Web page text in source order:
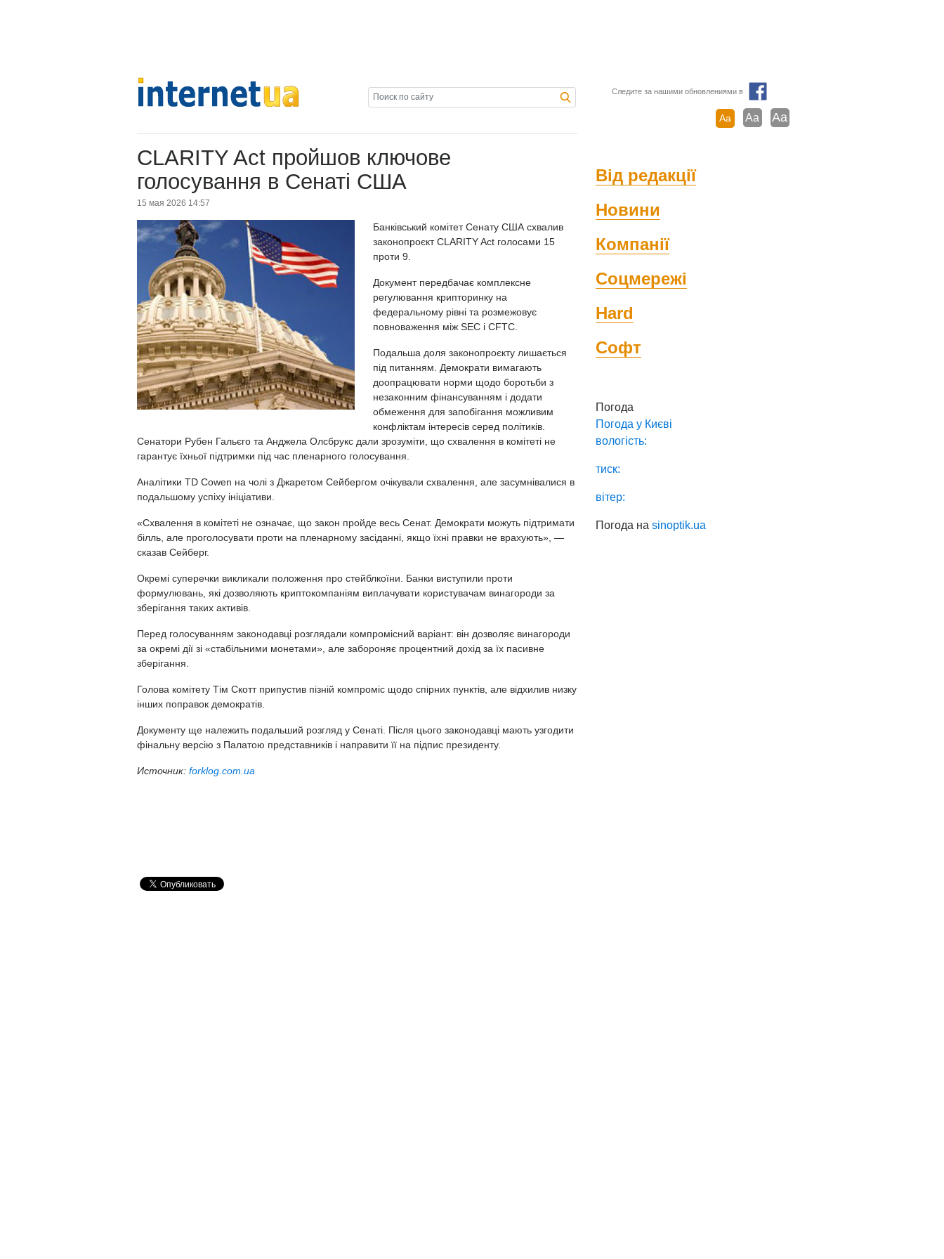
Следите за нашими обновлениями в
Aa Aa Aa
CLARITY Act пройшов ключове
голосування в Сенаті США
15 мая 2026 14:57
Банківський комітет Сенату США схвалив
законопроєкт CLARITY Act голосами 15
проти 9.
Документ передбачає комплексне
регулювання крипторинку на
федеральному рівні та розмежовує
повноваження між SEC і CFTC.
Подальша доля законопроєкту лишається
під питанням. Демократи вимагають
доопрацювати норми щодо боротьби з
незаконним фінансуванням і додати
обмеження для запобігання можливим
конфліктам інтересів серед політиків.
Сенатори Рубен Гальєго та Анджела Олсбрукс дали зрозуміти, що схвалення в комітеті не
гарантує їхньої підтримки під час пленарного голосування.
Аналітики TD Cowen на чолі з Джаретом Сейбергом очікували схвалення, але засумнівалися в
подальшому успіху ініціативи.
«Схвалення в комітеті не означає, що закон пройде весь Сенат. Демократи можуть підтримати
білль, але проголосувати проти на пленарному засіданні, якщо їхні правки не врахують», —
сказав Сейберг.
Окремі суперечки викликали положення про стейблкоїни. Банки виступили проти
формулювань, які дозволяють криптокомпаніям виплачувати користувачам винагороди за
зберігання таких активів.
Перед голосуванням законодавці розглядали компромісний варіант: він дозволяє винагороди
за окремі дії зі «стабільними монетами», але забороняє процентний дохід за їх пасивне
зберігання.
Голова комітету Тім Скотт припустив пізній компроміс щодо спірних пунктів, але відхилив низку
інших поправок демократів.
Документу ще належить подальший розгляд у Сенаті. Після цього законодавці мають узгодити
фінальну версію з Палатою представників і направити її на підпис президенту.
Источник: forklog.com.ua
Від редакції
Новини
Компанії
Соцмережі
Hard
Софт
Погода
Погода у Києві
вологість:
тиск:
вітер:
Погода наsinoptik.ua